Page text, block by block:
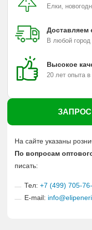
Елки,
Доставляем
В любой
Высокое
20 лет опыта в
На сайте указаны
По вопросам
писать:
Тел: +7 (499) 705-
E-mail: